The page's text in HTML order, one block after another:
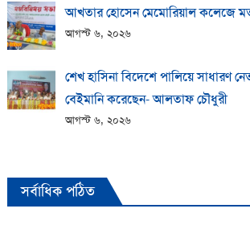
আখতার হোসেন মেমোরিয়াল কলেজে
আগস্ট ৬, ২০২৬
শেখ হাসিনা বিদেশে পালিয়ে সাধারণ
বেইমানি করেছেন- আলতাফ চৌধুরী
আগস্ট ৬, ২০২৬
সর্বাধিক পঠিত